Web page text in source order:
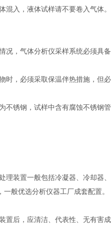
入，液体试样请不要卷入气体。
，气体分析仪采样系统必须具备
，必须采取保温伴热措施，但必
锈钢，试样中含有腐蚀不锈钢管
装置一般包括冷凝器、冷却器、
般优选分析仪器工厂成套配置。
后，应清洁、代表性、无有害成